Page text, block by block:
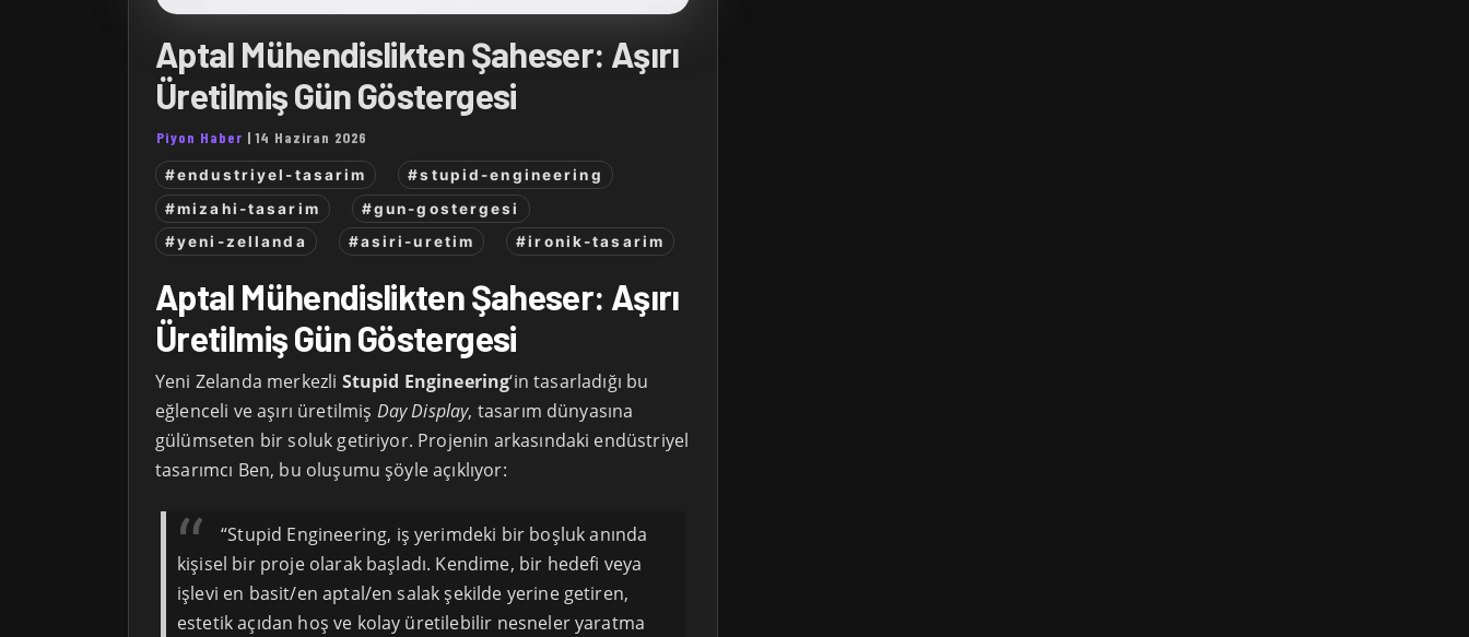
Aptal Mühendislikten Şaheser: Aşırı
Üretilmiş Gün Göstergesi
Piyon Haber |14 Haziran 2026
#endustriyel-tasarim
#stupid-engineering
#mizahi-tasarim
#gun-gostergesi
#yeni-zellanda
#asiri-uretim #ironik-tasarim
Aptal Mühendislikten Şaheser: Aşırı
Üretilmiş Gün Göstergesi
Yeni Zelanda merkezli Stupid Engineering‘in tasarladığı bu
eğlenceli ve aşırı üretilmiş Day Display, tasarım dünyasına
gülümseten bir soluk getiriyor. Projenin arkasındaki endüstriyel
tasarımcı Ben, bu oluşumu şöyle açıklıyor:
“Stupid Engineering, iş yerimdeki bir boşluk anında
kişisel bir proje olarak başladı. Kendime, bir hedefi veya
işlevi en basit/en aptal/en salak şekilde yerine getiren,
estetik açıdan hoş ve kolay üretilebilir nesneler yaratma